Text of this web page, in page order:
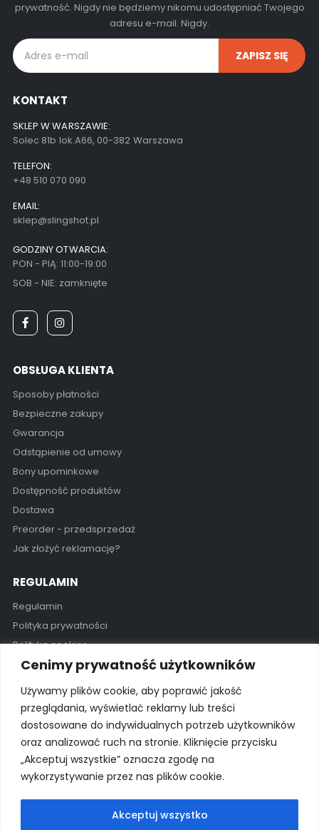
Cenimy prywatność użytkowników
Używamy plików cookie, aby poprawić jakość
przeglądania, wyświetlać reklamy lub treści
dostosowane do indywidualnych potrzeb użytkowników
oraz analizować ruch na stronie. Kliknięcie przycisku
„Akceptuj wszystkie” oznacza zgodę na
wykorzystywanie przez nas plików cookie.
Akceptuj wszystko
prywatność. Nigdy nie będziemy nikomu udostępniać Twojego
adresu e-mail. Nigdy.
KONTAKT
SKLEP W WARSZAWIE:
Solec 81b lok.A66, 00-382 Warszawa
TELEFON:
+48 510 070 090
EMAIL:
sklep@slingshot.pl
GODZINY OTWARCIA:
PON - PIĄ: 11:00-19:00
SOB - NIE: zamknięte
OBSŁUGA KLIENTA
Sposoby płatności
Bezpieczne zakupy
Gwarancja
Odstąpienie od umowy
Bony upominkowe
Dostępność produktów
Dostawa
Preorder - przedsprzedaż
Jak złożyć reklamację?
REGULAMIN
Regulamin
Polityka prywatności
Polityka cookies
GODZINY OTWARCIA
Pon - Pią / 11:00 - 19:00
Polskę: proSurf Paweł Giżowski